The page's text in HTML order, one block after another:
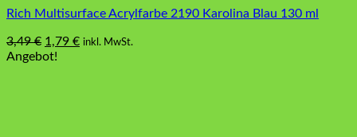
Rich Multisurface Acrylfarbe 2190 Karolina Blau 130 ml
3,49€ Ursprünglicher
Preis
1,79 €Aktueller
inkl. MwSt.
Angebot!